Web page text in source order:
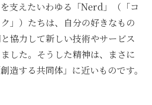
支えたいわゆる「Nerd」（「コ
」）たちは、自分の好きなもの
協力して新しい技術やサービス
した。そうした精神は、まさに
造する共同体」に近いものです。